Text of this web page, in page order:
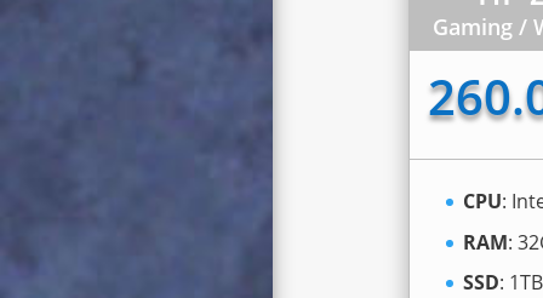
Gaming /
CPU:
RAM:
SSD: